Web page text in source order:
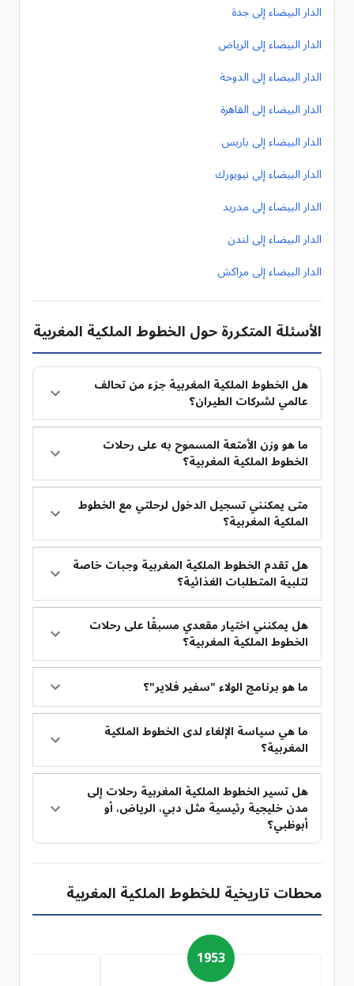
الدار البيضاء إلى جدة
الدار البيضاء إلى الرياض
الدار البيضاء إلى الدوحة
الدار البيضاء إلى القاهرة
الدار البيضاء إلى باريس
الدار البيضاء إلى نيويورك
الدار البيضاء إلى مدريد
الدار البيضاء إلى لندن
الدار البيضاء إلى مراكش
الأسئلة المتكررة حول الخطوط الملكية المغربية
هل الخطوط الملكية المغربية جزء من تحالف
عالمي لشركات الطيران؟
ما هو وزن الأمتعة المسموح به على رحلات
الخطوط الملكية المغربية؟
متى يمكنني تسجيل الدخول لرحلتي مع الخطوط
الملكية المغربية؟
هل تقدم الخطوط الملكية المغربية وجبات خاصة
لتلبية المتطلبات الغذائية؟
هل يمكنني اختيار مقعدي مسبقًا على رحلات
الخطوط الملكية المغربية؟
ما هو برنامج الولاء "سفير فلاير"؟
ما هي سياسة الإلغاء لدى الخطوط الملكية
المغربية؟
هل تسير الخطوط الملكية المغربية رحلات إلى
مدن خليجية رئيسية مثل دبي، الرياض، أو
أبوظبي؟
محطات تاريخية للخطوط الملكية المغربية
1953